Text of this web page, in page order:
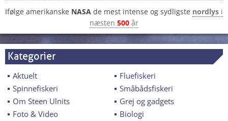
Ifølge amerikanske NASA de mest intense og sydligste nordlys i
næsten 500 år
Kategorier
Aktuelt
Fluefiskeri
Spinnefiskeri
Småbådsfiskeri
Om Steen Ulnits
Grej og gadgets
Foto & Video
Biologi